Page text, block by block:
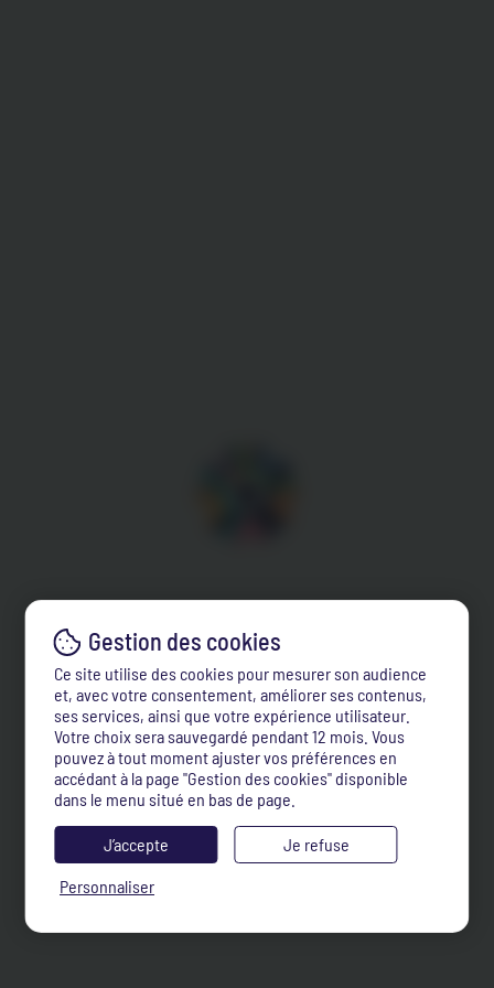
Ce site utilise des cookies pour mesurer son audience
et, avec votre consentement, améliorer ses contenus,
ses services, ainsi que votre expérience utilisateur.
Votre choix sera sauvegardé pendant 12 mois. Vous
pouvez à tout moment ajuster vos préférences en
accédant à la page "Gestion des cookies" disponible
dans le menu situé en bas de page.
J’accepte
Je refuse
Personnaliser